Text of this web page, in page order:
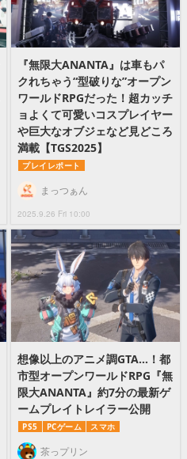
『無限大ANANTA』は車もパ
クれちゃう“型破りな”オープン
ワールドRPGだった！超カッチ
ョよくて可愛いコスプレイヤー
や巨大なオブジェなど見どころ
満載【TGS2025】
プレイレポート
2025.9.26 Fri 10:00
まっつぁん
想像以上のアニメ調GTA…！都
市型オープンワールドRPG『無
限大ANANTA』約7分の最新ゲ
ームプレイトレイラー公開
PS5 PCゲーム スマホ
茶っプリン